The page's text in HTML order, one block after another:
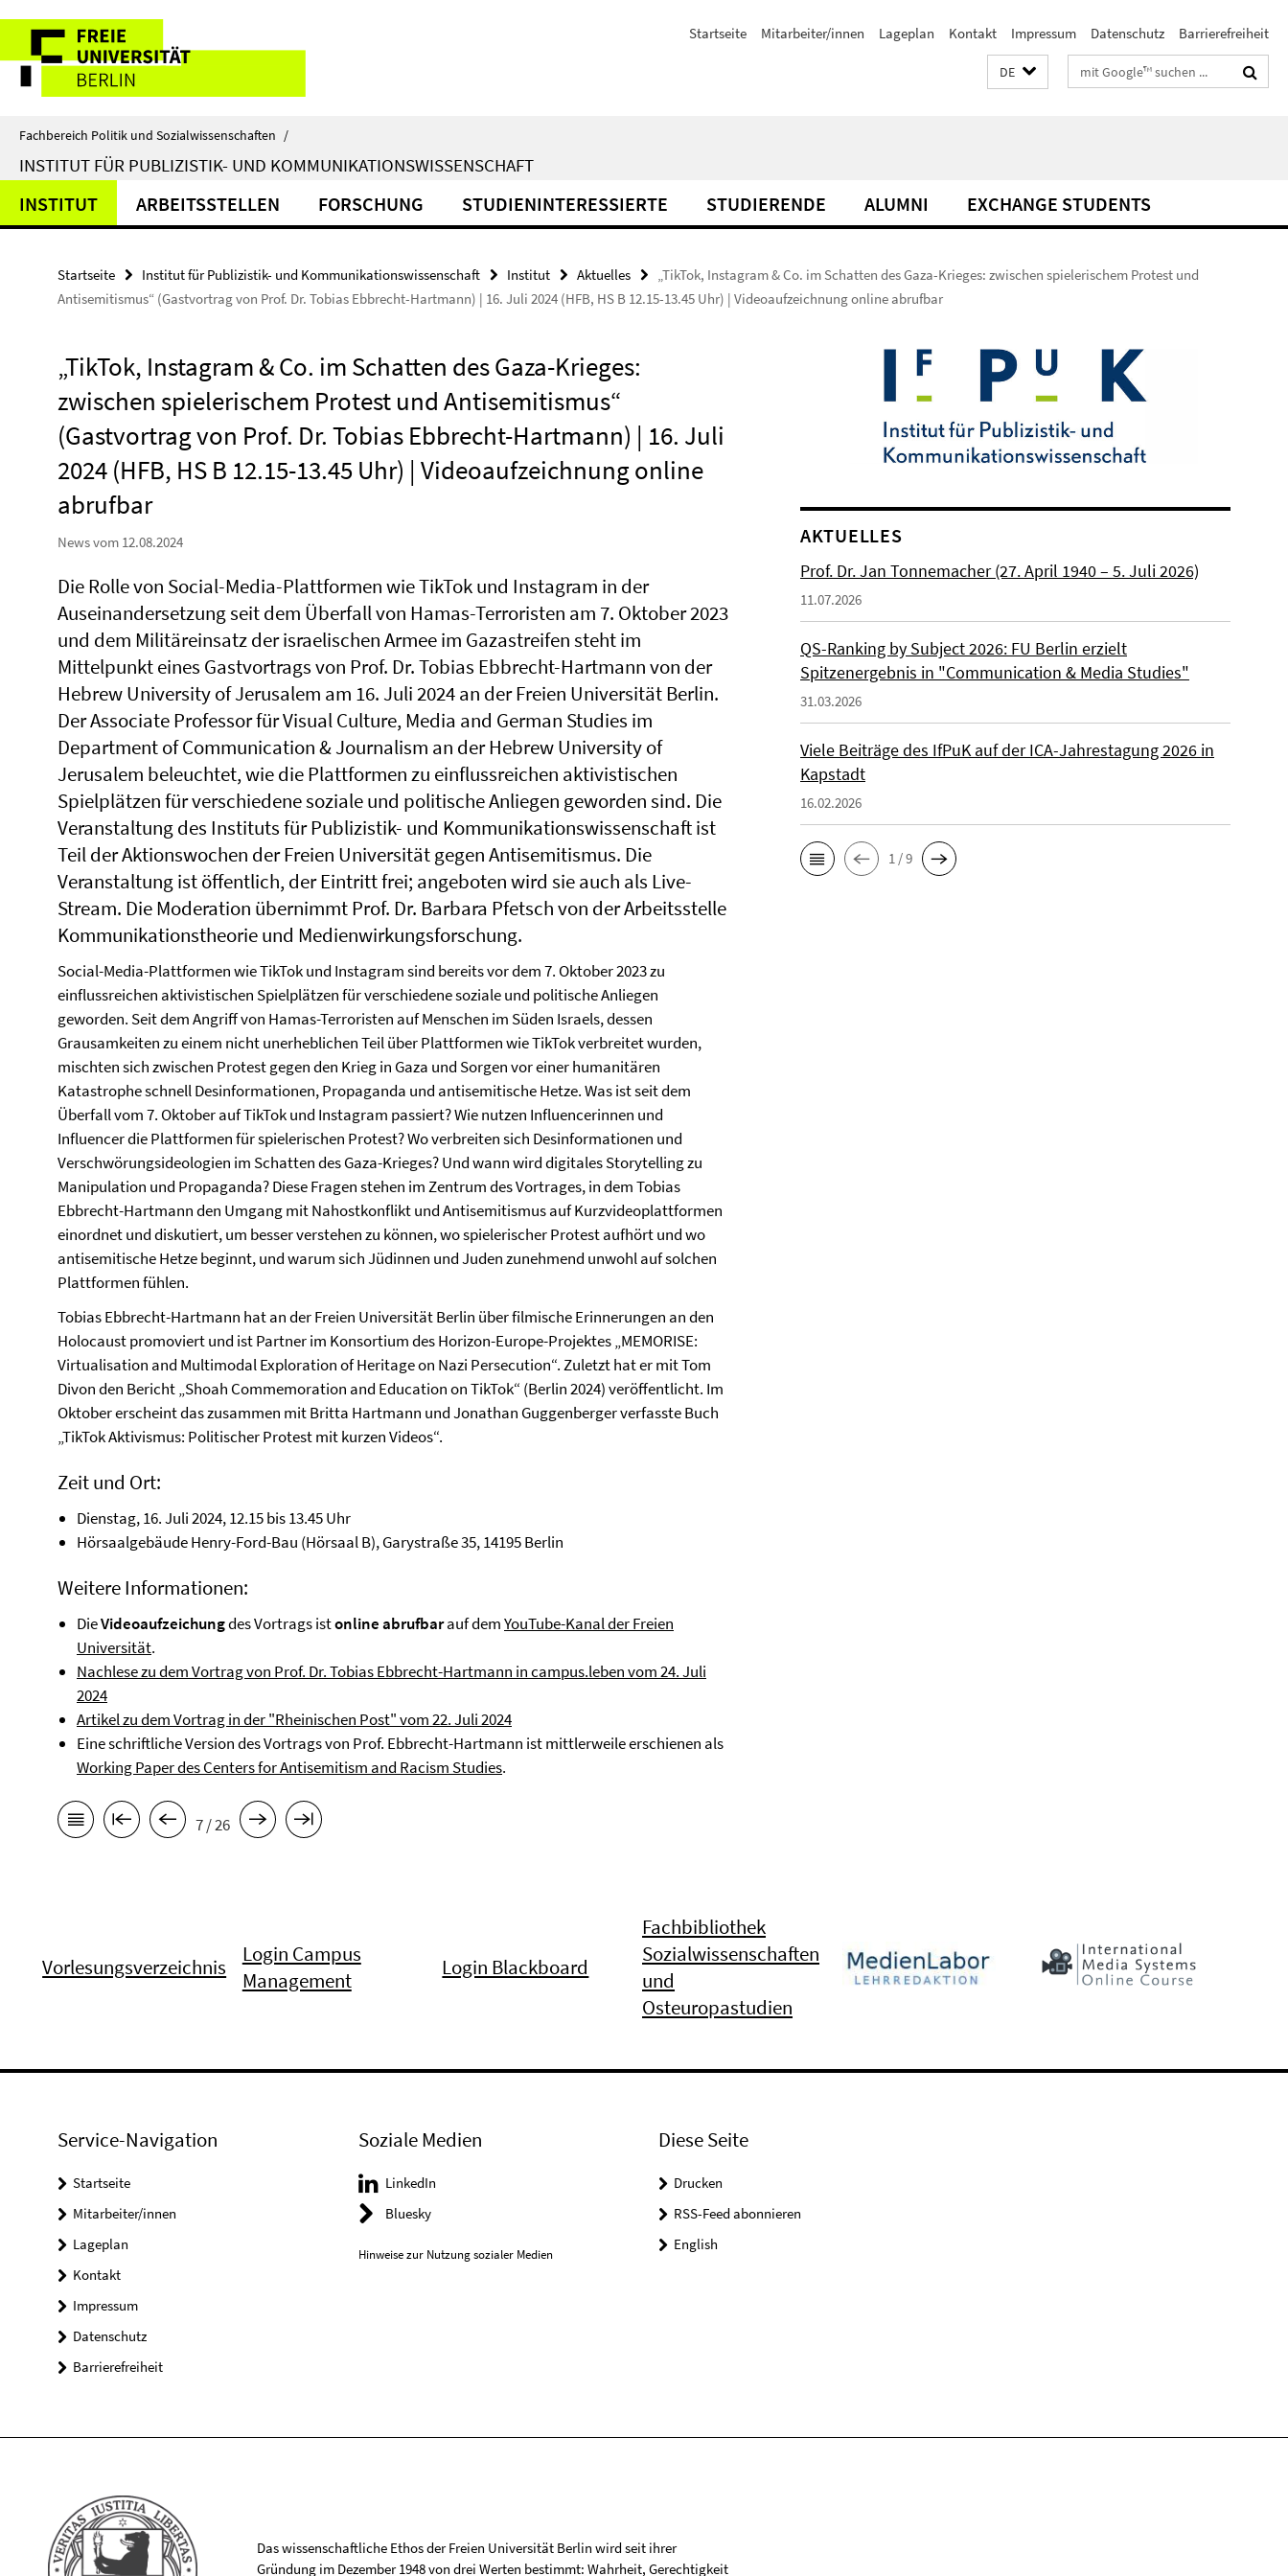
direkt
zu
Inhalt
Service-
Navigation
Startseite Mitarbeiter/innen Lageplan Kontakt Impressum Datenschutz Barrierefreiheit
DE Suchbegriffe
Fachbereich Politik und Sozialwissenschaften /
INSTITUT FÜR PUBLIZISTIK- UND KOMMUNIKATIONSWISSENSCHAFT
INSTITUT ARBEITSSTELLEN FORSCHUNG STUDIENINTERESSIERTE STUDIERENDE ALUMNI EXCHANGE STUDENTS
Startseite Institut für Publizistik- und Kommunikationswissenschaft Institut Aktuelles
„TikTok, Instagram & Co. im Schatten des Gaza-Krieges: zwischen spielerischem Protest und
Antisemitismus“ (Gastvortrag von Prof. Dr. Tobias Ebbrecht-Hartmann) | 16. Juli 2024 (HFB, HS B 12.15-13.45 Uhr) | Videoaufzeichnung online abrufbar
„TikTok, Instagram & Co. im Schatten des Gaza-Krieges:
zwischen spielerischem Protest und Antisemitismus“
(Gastvortrag von Prof. Dr. Tobias Ebbrecht-Hartmann) | 16. Juli
2024 (HFB, HS B 12.15-13.45 Uhr) | Videoaufzeichnung online
abrufbar
News vom 12.08.2024
Die Rolle von Social-Media-Plattformen wie TikTok und Instagram in der
Auseinandersetzung seit dem Überfall von Hamas-Terroristen am 7. Oktober 2023
und dem Militäreinsatz der israelischen Armee im Gazastreifen steht im
Mittelpunkt eines Gastvortrags von Prof. Dr. Tobias Ebbrecht-Hartmann von der
Hebrew University of Jerusalem am 16. Juli 2024 an der Freien Universität Berlin.
Der Associate Professor für Visual Culture, Media and German Studies im
Department of Communication & Journalism an der Hebrew University of
Jerusalem beleuchtet, wie die Plattformen zu einflussreichen aktivistischen
Spielplätzen für verschiedene soziale und politische Anliegen geworden sind. Die
Veranstaltung des Instituts für Publizistik- und Kommunikationswissenschaft ist
Teil der Aktionswochen der Freien Universität gegen Antisemitismus. Die
Veranstaltung ist öffentlich, der Eintritt frei; angeboten wird sie auch als Live-
Stream. Die Moderation übernimmt Prof. Dr. Barbara Pfetsch von der Arbeitsstelle
Kommunikationstheorie und Medienwirkungsforschung.
Social-Media-Plattformen wie TikTok und Instagram sind bereits vor dem 7. Oktober 2023 zu
einflussreichen aktivistischen Spielplätzen für verschiedene soziale und politische Anliegen
geworden. Seit dem Angriff von Hamas-Terroristen auf Menschen im Süden Israels, dessen
Grausamkeiten zu einem nicht unerheblichen Teil über Plattformen wie TikTok verbreitet wurden,
mischten sich zwischen Protest gegen den Krieg in Gaza und Sorgen vor einer humanitären
Katastrophe schnell Desinformationen, Propaganda und antisemitische Hetze. Was ist seit dem
Überfall vom 7. Oktober auf TikTok und Instagram passiert? Wie nutzen Influencerinnen und
Influencer die Plattformen für spielerischen Protest? Wo verbreiten sich Desinformationen und
Verschwörungsideologien im Schatten des Gaza-Krieges? Und wann wird digitales Storytelling zu
Manipulation und Propaganda? Diese Fragen stehen im Zentrum des Vortrages, in dem Tobias
Ebbrecht-Hartmann den Umgang mit Nahostkonflikt und Antisemitismus auf Kurzvideoplattformen
einordnet und diskutiert, um besser verstehen zu können, wo spielerischer Protest aufhört und wo
antisemitische Hetze beginnt, und warum sich Jüdinnen und Juden zunehmend unwohl auf solchen
Plattformen fühlen.
Tobias Ebbrecht-Hartmann hat an der Freien Universität Berlin über filmische Erinnerungen an den
Holocaust promoviert und ist Partner im Konsortium des Horizon-Europe-Projektes „MEMORISE:
Virtualisation and Multimodal Exploration of Heritage on Nazi Persecution“. Zuletzt hat er mit Tom
Divon den Bericht „Shoah Commemoration and Education on TikTok“ (Berlin 2024) veröffentlicht. Im
Oktober erscheint das zusammen mit Britta Hartmann und Jonathan Guggenberger verfasste Buch
„TikTok Aktivismus: Politischer Protest mit kurzen Videos“.
Zeit und Ort:
Dienstag, 16. Juli 2024, 12.15 bis 13.45 Uhr
Hörsaalgebäude Henry-Ford-Bau (Hörsaal B), Garystraße 35, 14195 Berlin
Weitere Informationen:
DieVideoaufzeichungdes Vortrags istonline abrufbarauf demYouTube-Kanal der Freien
Universität.
Nachlese zu dem Vortrag von Prof. Dr. Tobias Ebbrecht-Hartmann in campus.leben vom 24. Juli
2024
Artikel zu dem Vortrag in der "Rheinischen Post" vom 22. Juli 2024
Eine schriftliche Version des Vortrags von Prof. Ebbrecht-Hartmann ist mittlerweile erschienen als
Working Paper des Centers for Antisemitism and Racism Studies.
7 / 26
AKTUELLES
Prof. Dr. Jan Tonnemacher (27. April 1940 – 5. Juli 2026)
11.07.2026
QS-Ranking by Subject 2026: FU Berlin erzielt
Spitzenergebnis in "Communication & Media Studies"
31.03.2026
Viele Beiträge des IfPuK auf der ICA-Jahrestagung 2026 in
Kapstadt
16.02.2026
1 / 9
Vorlesungsverzeichnis
Login Campus
Management
Login Blackboard
Fachbibliothek
Sozialwissenschaften
und
Osteuropastudien
Service-Navigation
Startseite
Mitarbeiter/innen
Lageplan
Kontakt
Impressum
Datenschutz
Barrierefreiheit
Soziale Medien
LinkedIn
Bluesky
Hinweise zur Nutzung sozialer Medien
Diese Seite
Drucken
RSS-Feed abonnieren
English
Das wissenschaftliche Ethos der Freien Universität Berlin wird seit ihrer
Gründung im Dezember 1948 von drei Werten bestimmt: Wahrheit, Gerechtigkeit